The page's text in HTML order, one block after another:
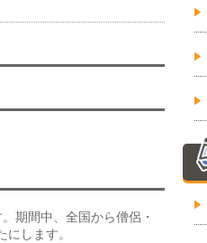
期間中、全国から僧侶・
します。